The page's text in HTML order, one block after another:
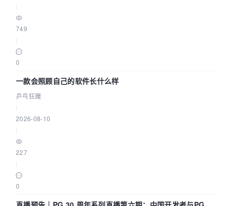
749
0
一款会照顾自己的软件长什么样
乒乓狂魔
2026-08-10
227
0